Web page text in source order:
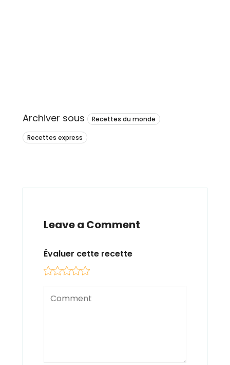
Archiver sous Recettes du monde
Recettes express
Leave a Comment
Évaluer cette recette